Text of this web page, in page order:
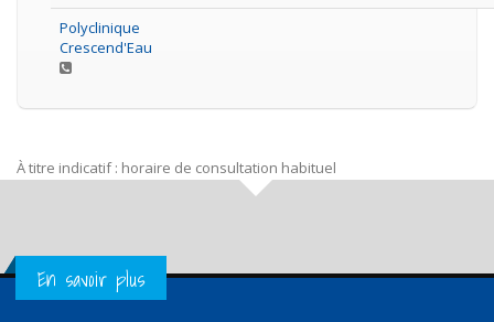
Polyclinique
Crescend'Eau
À titre indicatif : horaire de consultation habituel
Get in Touch
En savoir plus